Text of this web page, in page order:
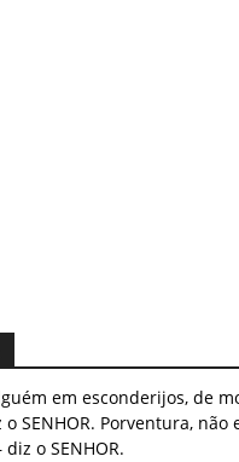
em esconderijos, de
SENHOR. Porventura, não
o SENHOR.